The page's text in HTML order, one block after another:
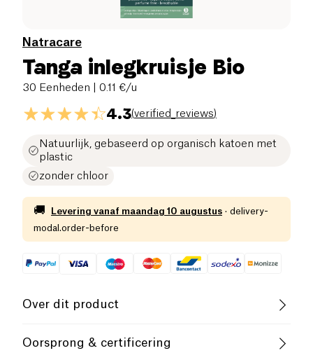
Natracare
Tanga inlegkruisje Bio
30 Eenheden | 0.11 €/u
4.3(verified_reviews)
Natuurlijk, gebaseerd op organisch katoen met
plastic
zonder chloor
🚚 Levering vanaf maandag 10 augustus · delivery-
modal.order-before
Over dit product
Biologisch
Oorsprong & certificering